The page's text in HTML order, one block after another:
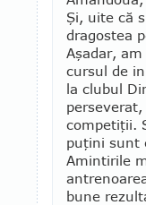
Şi, uite că
dragostea
Aşadar,
cursul de
la clubul
competiţii.
puţini sunt
Amintirile
bune